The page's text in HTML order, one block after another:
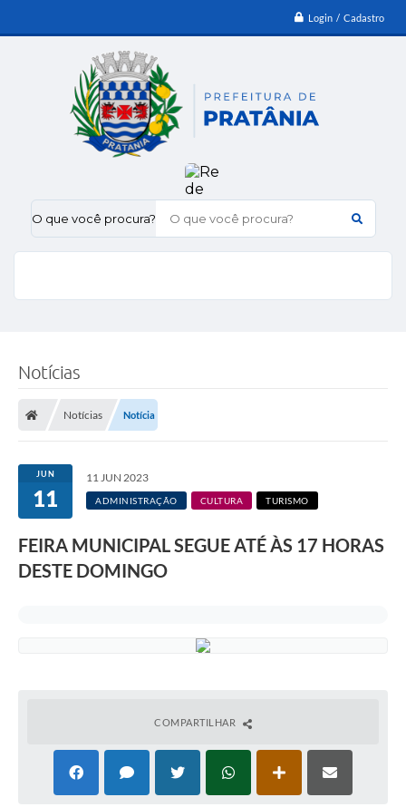
Login / Cadastro
O que você procura?
Notícias
Notícias Notícia
JUN
11
11 JUN 2023
ADMINISTRAÇÃO CULTURA TURISMO
FEIRA MUNICIPAL SEGUE ATÉ ÀS 17 HORAS
DESTE DOMINGO
COMPARTILHAR